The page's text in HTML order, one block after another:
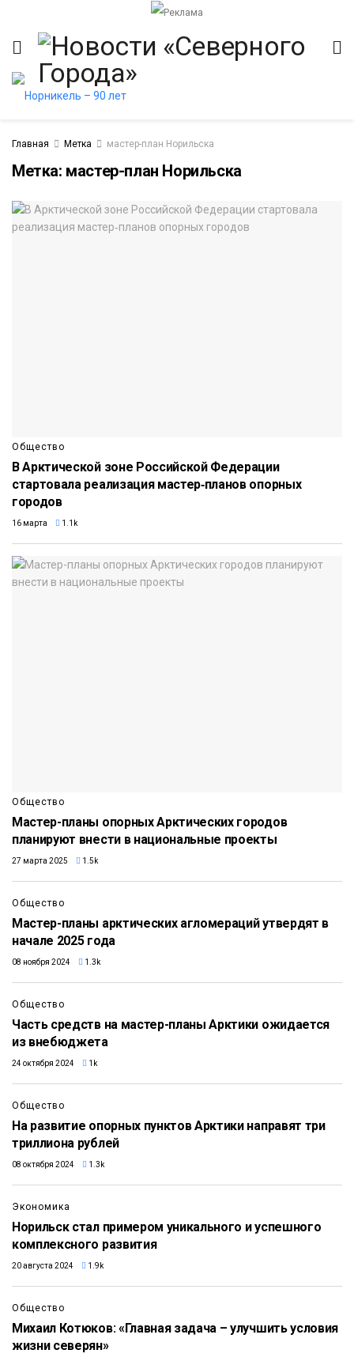
Главная Метка мастер-план Норильска
Метка: мастер-план Норильска
Общество
В Арктической зоне Российской Федерации
стартовала реализация мастер‑планов опорных
городов
16 марта 1.1k
Общество
Мастер-планы опорных Арктических городов
планируют внести в национальные проекты
27 марта 2025 1.5k
Общество
Мастер-планы арктических агломераций утвердят в
начале 2025 года
08 ноября 2024 1.3k
Общество
Часть средств на мастер-планы Арктики ожидается
из внебюджета
24 октября 2024 1k
Общество
На развитие опорных пунктов Арктики направят три
триллиона рублей
08 октября 2024 1.3k
Экономика
Норильск стал примером уникального и успешного
комплексного развития
20 августа 2024 1.9k
Общество
Михаил Котюков: «Главная задача – улучшить условия
жизни северян»